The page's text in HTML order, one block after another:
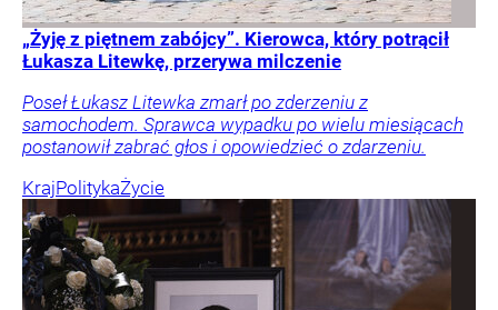
„Żyję z piętnem zabójcy”. Kierowca, który potrącił
Łukasza Litewkę, przerywa milczenie
Poseł Łukasz Litewka zmarł po zderzeniu z
samochodem. Sprawca wypadku po wielu miesiącach
postanowił zabrać głos i opowiedzieć o zdarzeniu.
KrajPolitykaŻycie